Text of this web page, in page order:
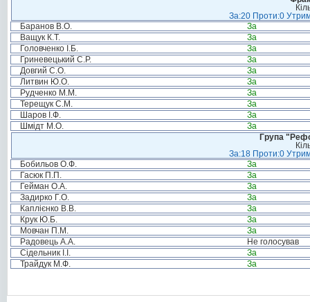
За:20 Проти:0
Баранов В.О.
За
Ващук К.Т.
За
Головченко І.Б.
За
Гриневецький С.Р.
За
Довгий С.О.
За
Литвин Ю.О.
За
Рудченко М.М.
За
Терещук С.М.
За
Шаров І.Ф.
За
Шмідт М.О.
За
Група
За:18 Проти:0
Бобильов О.Ф.
За
Гасюк П.П.
За
Гейман О.А.
За
Задирко Г.О.
За
Каплієнко В.В.
За
Крук Ю.Б.
За
Мовчан П.М.
За
Радовець А.А.
Не голосував
Сідельник І.І.
За
Трайдук М.Ф.
За